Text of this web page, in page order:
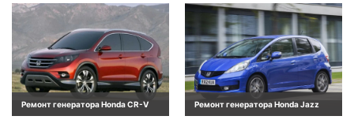
Ремонт генератора Honda CR-V Ремонт генератора Honda Jazz